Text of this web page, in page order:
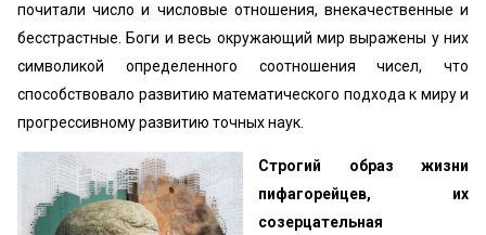
почитали число и числовые отношения, внекачественные и
бесстрастные. Боги и весь окружающий мир выражены у них
символикой определенного соотношения чисел, что
способствовало развитию математического подхода к миру и
прогрессивному развитию точных наук.
Строгий образ жизни
пифагорейцев, их
созерцательная